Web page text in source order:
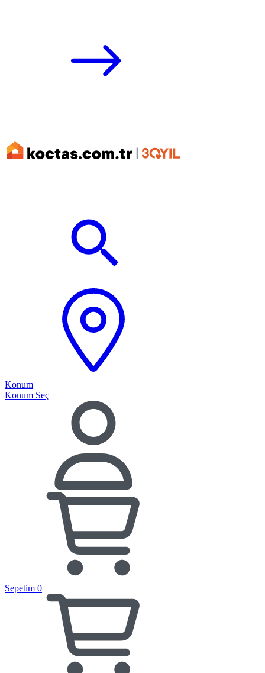
Konum
Konum Seç
Sepetim 0